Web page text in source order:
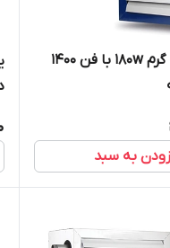
یونیت هیتر آب گرم 180w با فن 1400
به سبد